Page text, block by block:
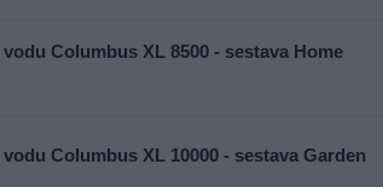
Columbus XL 8500 - sestava Home
Columbus XL 10000 - sestava Garden